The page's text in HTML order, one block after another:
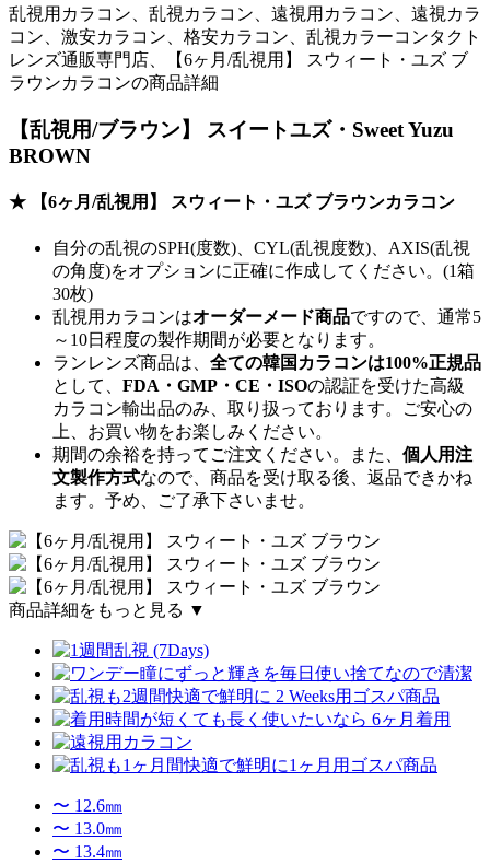
乱視用カラコン、乱視カラコン、遠視用カラコン、遠視カラ
コン、激安カラコン、格安カラコン、乱視カラーコンタクト
レンズ通販専門店、【6ヶ月/乱視用】 スウィート・ユズ ブ
ラウンカラコンの商品詳細
【乱視用/ブラウン】 スイートユズ・Sweet Yuzu
BROWN
★ 【6ヶ月/乱視用】 スウィート・ユズ ブラウンカラコン
自分の乱視のSPH(度数)、CYL(乱視度数)、AXIS(乱視
の角度)をオプションに正確に作成してください。(1箱
30枚)
乱視用カラコンはオーダーメード商品ですので、 通常5
～10日程度の製作期間が必要となります。
ランレンズ商品は、 全ての韓国カラコンは100%正規品
として、 FDA・GMP・CE・ISOの認証を受けた高級
カラコン輸出品のみ、取り扱っております。ご安心の
上、お買い物をお楽しみください。
期間の余裕を持ってご注文ください。また、 個人用注
文製作方式なので、商品を受け取る後、返品できかね
ます。予め、ご了承下さいませ。
商品詳細をもっと見る ▼
〜 12.6㎜
〜 13.0㎜
〜 13.4㎜